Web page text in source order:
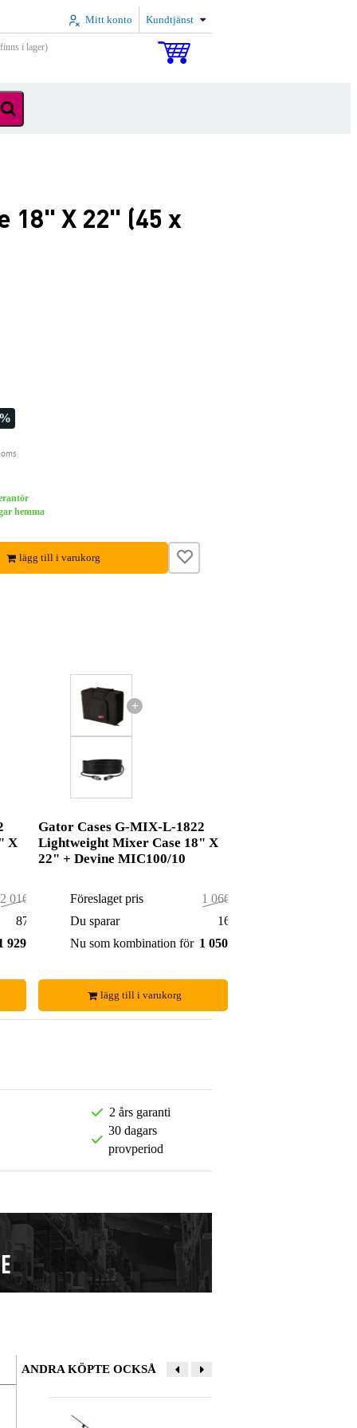
Mitt konto Kundtjänst
i lager)
18" X 22" (45 x
hemma
lägg till i varukorg
X
2 016,00 kr
87,00 kr
929,00 kr
+
Gator Cases G-MIX-L-1822
Lightweight Mixer Case 18" X
22" + Devine MIC100/10
Föreslaget pris
1 066,00 kr
Du sparar
16,00 kr
Nu som kombination för 1 050,00 kr
lägg till i varukorg
2 års garanti
30 dagars
provperiod
Lämna en recension
ANDRA KÖPTE OCKSÅ